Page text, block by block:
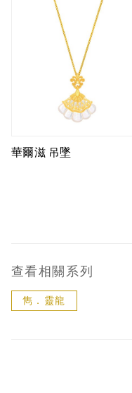
華爾滋 吊墜
查看相關系列
雋．靈龍